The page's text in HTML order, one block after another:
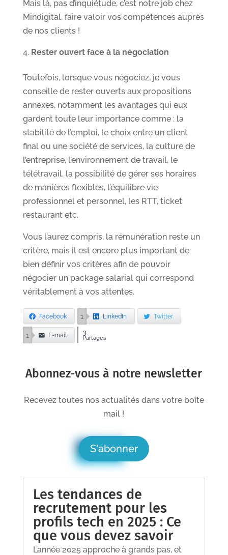
Mais là, pas d’inquiétude, c’est notre job chez
Mindigital, faire valoir vos compétences auprès
de nos clients !
Rester ouvert face à la négociation
Toutefois, lorsque vous négociez, je vous
conseille de rester ouverts aux propositions
annexes, notamment les avantages qui eux
gardent toute leur importance comme : la
stabilité de l’emploi, le choix entre un client
final ou une société de services, la culture de
l’entreprise, l’environnement de travail, le
télétravail, la possibilité de gérer ses horaires
de manières flexibles, l’équilibre vie
professionnel et personnel, les RTT, ticket
restaurant etc.
Vous l’aurez compris, la rémunération reste un
critère, mais il est encore plus important de
bien définir vos critères afin de pouvoir
négocier un package salarial qui correspond
véritablement à vos attentes.
Facebook 1 LinkedIn Twitter
1 E-mail Partages
3
Abonnez-vous à notre newsletter
Recevez toutes nos actualités dans votre boîte
mail !
S'abonner
Les tendances de
recrutement pour les
profils tech en 2025 : Ce
que vous devez savoir
L’année 2025 approche à grands pas, et